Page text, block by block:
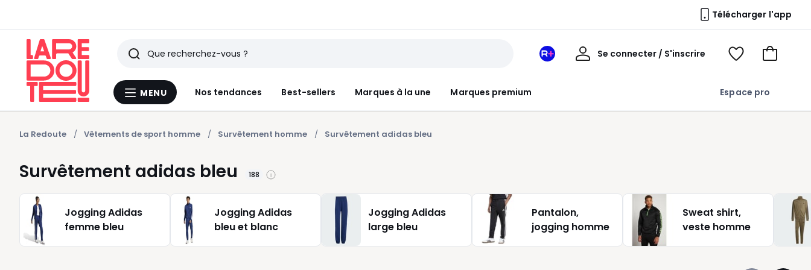
Télécharger l'app
Menu
MENU Nos tendances Best-sellers Marques à la une Marques premium Espace pro
Rechercher
Derniers
articles
vus
Mon
Se connecter / S'inscrire
Mon
Voir
Voir
La Redoute Vêtements de sport homme Survêtement homme Survêtement adidas bleu
Survêtement adidas bleu 188
Jogging Adidas
femme bleu
Jogging Adidas
bleu et blanc
Jogging Adidas
large bleu
Pantalon,
jogging homme
Sweat shirt,
veste homme